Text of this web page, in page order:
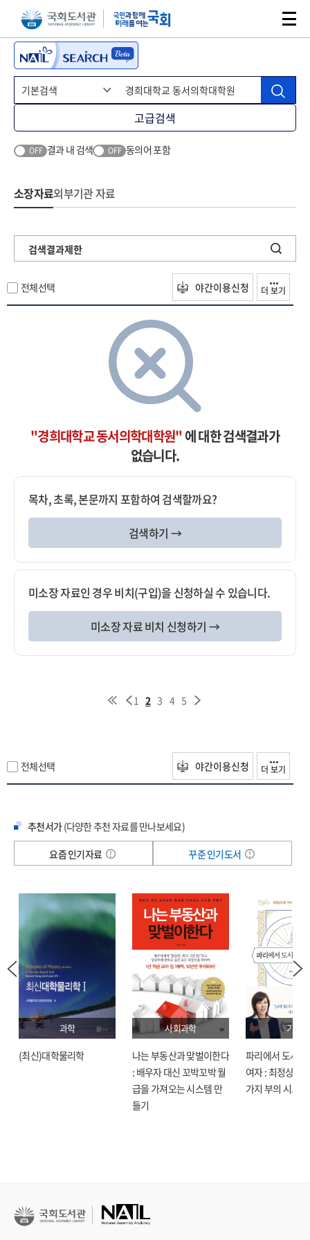
본문 바로가기주메뉴 바로가기
고급검색
OFF 결과 내 검색 OFF 동의어 포함
소장자료외부기관 자료
검색결과제한
전체선택 야간이용신청 더 보기
"경희대학교 동서의학대학원"에 대한 검색결과가
없습니다.
목차, 초록, 본문까지 포함하여 검색할까요?
검색하기 →
미소장 자료인 경우 비치(구입)을 신청하실 수 있습니다.
미소장 자료 비치 신청하기 →
1 2 3 4 5
전체선택 야간이용신청 더 보기
추천서가(다양한 추천 자료를 만나보세요)
요즘 인기자료
꾸준 인기도서
과학
(최신)대학물리학
사회과학
나는 부동산과 맞벌이한다
: 배우자 대신 꼬박꼬박 월
급을 가져오는 시스템 만
들기
기술
파리에서 도시락
여자 : 최정상으
가지 부의 시크릿